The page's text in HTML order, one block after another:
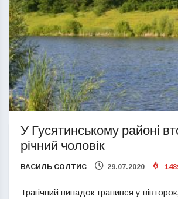
У Гусятинському районі
річний чоловік
ВАСИЛЬ СОЛТИС 29.07.2020
Трагічний випадок трапився у